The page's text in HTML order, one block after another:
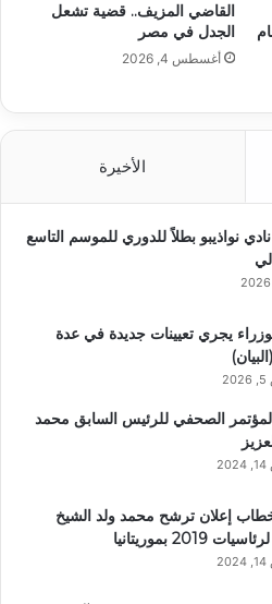
القاضي المزيف.. قضية تشعل
الجدل في مصر
أغسطس 4, 2026
الأخيرة
نادي نواذيبو بطلاً للدوري للموسم التاسع
يجري تعيينات جديدة في عدة
المؤتمر الصحفي للرئيس السابق محمد
خطاب إعلان ترشح محمد ولد الشيخ
2019 بموريتانيا